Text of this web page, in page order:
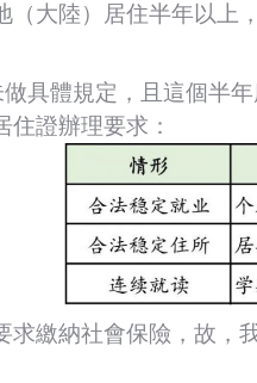
大陸）居住半年以上
做具體規定，且這個
證辦理要求：
繳納社會保險，故，